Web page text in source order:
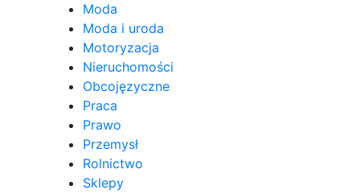
Moda
Moda i uroda
Motoryzacja
Nieruchomości
Obcojęzyczne
Praca
Prawo
Przemysł
Rolnictwo
Sklepy